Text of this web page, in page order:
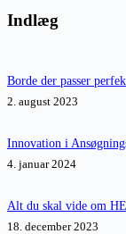
resultater
Indlæg
Borde der passer
2. august 2023
Innovation i
4. januar 2024
Alt du skal vide om
18. december 2023